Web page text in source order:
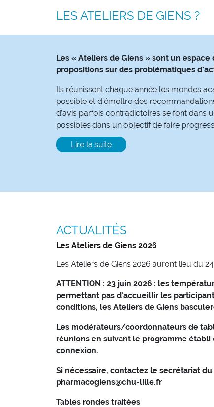
LES ATELIERS DE GIENS ?
Les « Ateliers de Giens » sont un
propositions sur des problématiques
Ils réunissent chaque année les mondes
possible et d’émettre des
d’avis parfois contradictoires se font dans
possibles dans un objectif de faire
Lire la suite
ACTUALITÉS
Les Ateliers de Giens 2026
Les Ateliers de Giens 2026 auront lieu du
ATTENTION : 23 juin 2026 : les
permettant pas d'accueillir les
conditions, les Ateliers de Giens
Les modérateurs/coordonnateurs de
réunions en suivant le programme
connexion.
Si nécessaire, contactez le secrétariat
pharmacogiens@chu-lille.fr
Tables rondes traitées